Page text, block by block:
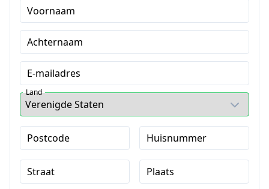
Voornaam
Achternaam
E-mailadres
Land
Postcode Huisnummer
Straat Plaats